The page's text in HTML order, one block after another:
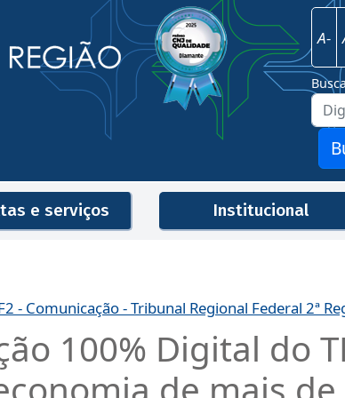
Justiça Federal - 2ª Região
Imagem
A-
e serviços Institucional
- Comunicação - Tribunal Regional Federal 2ª
100% Digital do